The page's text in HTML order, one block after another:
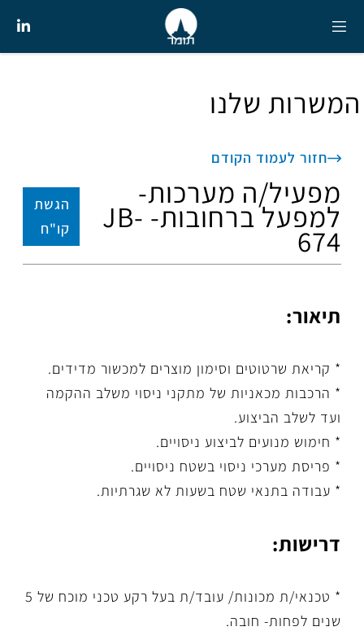
המשרות שלנו
חזור לעמוד הקודם
מפעיל/ה מערכות-
למפעל ברחובות- JB-
674
הגשת
קו"ח
תיאור:
* קריאת שרטוטים וסימון מוצרים למכשור מדידים.
* הרכבות מכאניות של מתקני ניסוי משלב ההקמה
ועד לשלב הביצוע.
* חימוש מנועים לביצוע ניסויים.
* פריסת מערכי ניסוי בשטח ניסויים.
* עבודה בתנאי שטח בשעות לא שגרתיות.
דרישות:
* טכנאי/ת מכונות/ עובד/ת בעל רקע טכני מוכח של 5
שנים לפחות- חובה.